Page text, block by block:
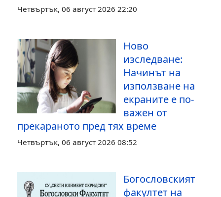
Четвъртък, 06 август 2026 22:20
Ново
изследване:
Начинът на
използване на
екраните е по-
важен от
прекараното пред тях време
Четвъртък, 06 август 2026 08:52
Богословският
факултет на